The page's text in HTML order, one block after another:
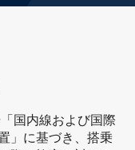
国内線および国際
」に基づき、搭乗